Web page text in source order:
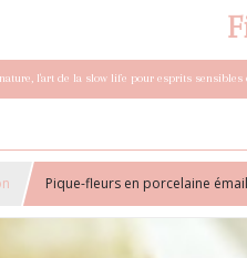
l'art de la slow life pour esprits sensibles
Pique-fleurs en porcelaine